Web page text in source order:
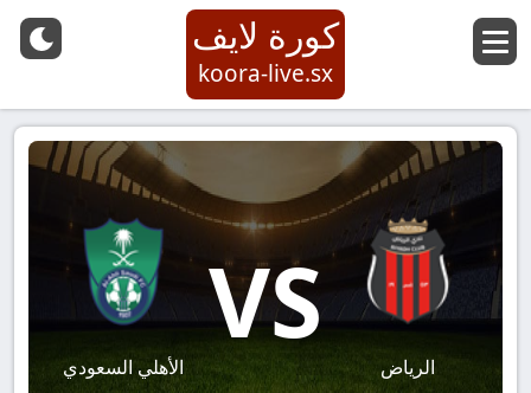
كورة لايف
koora-live.sx
الرياض
VS
الأهلي السعودي